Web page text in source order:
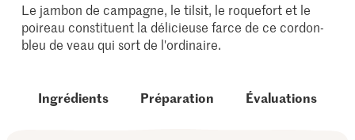
Le jambon de campagne, le tilsit, le roquefort et le
poireau constituent la délicieuse farce de ce cordon-
bleu de veau qui sort de l'ordinaire.
Ingrédients Préparation Évaluations